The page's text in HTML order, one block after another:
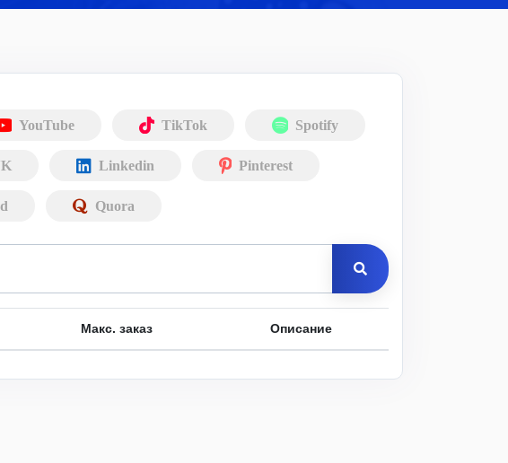
YouTube TikTok Spotify
Linkedin Pinterest
Quora
Макс. заказ Описание